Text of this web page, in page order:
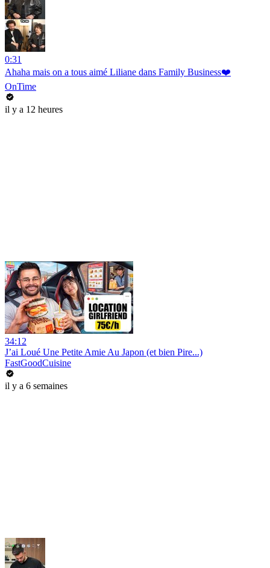
0:31
Ahaha mais on a tous aimé Liliane dans Family Business❤️
OnTime
il y a 12 heures
34:12
J’ai Loué Une Petite Amie Au Japon (et bien Pire...)
FastGoodCuisine
il y a 6 semaines